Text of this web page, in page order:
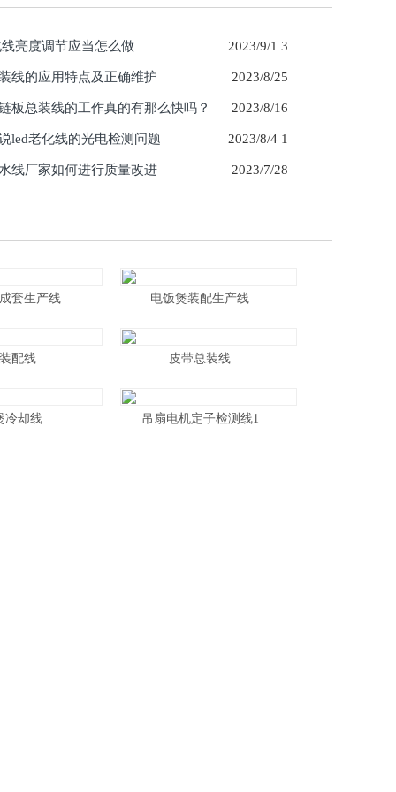
2023/9/1 3
亮度调节应当怎么做
2023/8/25
线的应用特点及正确维护
2023/8/16
板总装线的工作真的有那么快吗？
2023/8/4 1
led老化线的光电检测问题
2023/7/28
线厂家如何进行质量改进
套生产线 电饭煲装配生产线
配线 皮带总装线
冷却线 吊扇电机定子检测线1